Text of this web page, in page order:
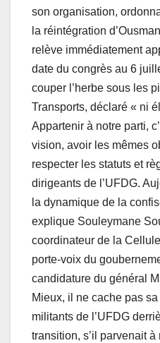
son organisation,
la réintégration
relève immédiatement
date du congrès au 6
couper l’herbe sous les
Transports, déclaré « ni
Appartenir à notre parti,
vision, avoir les mêmes
respecter les statuts et
dirigeants de l’UFDG.
la dynamique de la
explique Souleymane
coordinateur de la
porte-voix du
candidature du général
Mieux, il ne cache pas
militants de l’UFDG
transition, s’il parvenait